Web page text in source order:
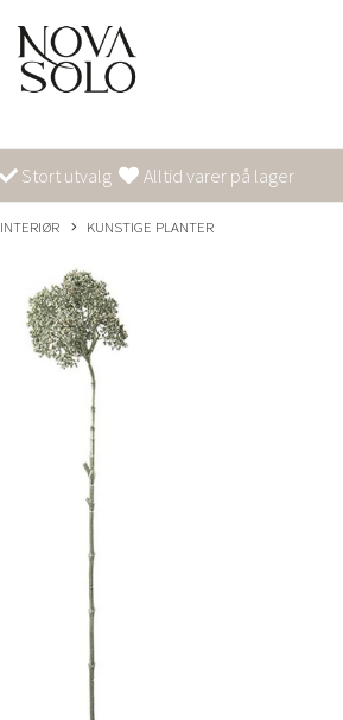
Stort utvalg Alltid varer på lager
INTERIØR KUNSTIGE PLANTER